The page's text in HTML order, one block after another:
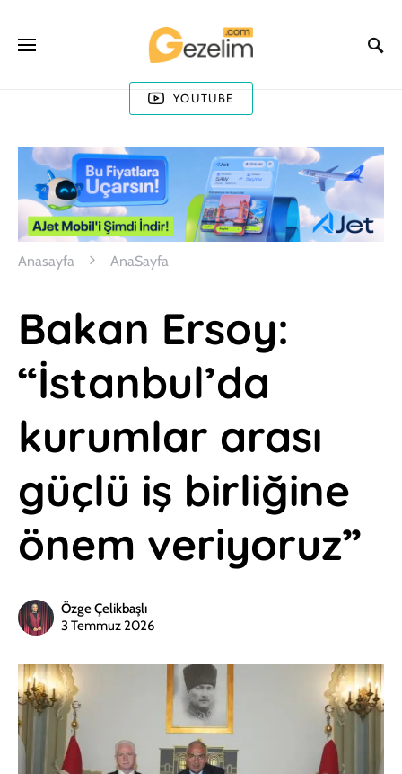
YOUTUBE
Anasayfa AnaSayfa
Bakan Ersoy:
“İstanbul’da
kurumlar arası
güçlü iş birliğine
önem veriyoruz”
Özge Çelikbaşlı
3 Temmuz 2026